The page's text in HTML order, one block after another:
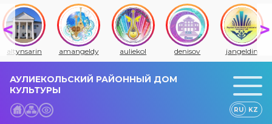
altynsarin amangeldy auliekol denisov jangeldin
АУЛИЕКОЛЬСКИЙ РАЙОННЫЙ ДОМ
КУЛЬТУРЫ
RU KZ